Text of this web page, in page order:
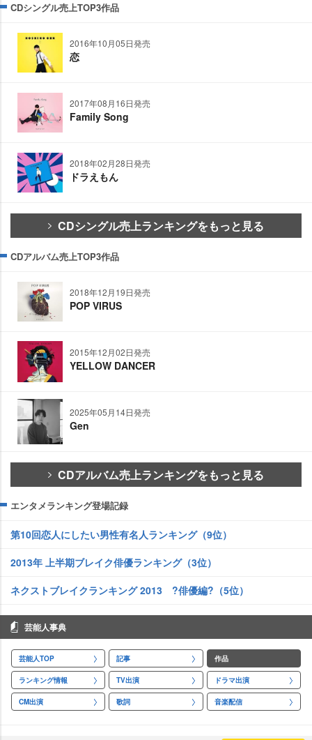
CDシングル売上TOP3作品
2016年10月05日発売
恋
2017年08月16日発売
Family Song
2018年02月28日発売
ドラえもん
CDシングル売上ランキングをもっと見る
CDアルバム売上TOP3作品
2018年12月19日発売
POP VIRUS
2015年12月02日発売
YELLOW DANCER
2025年05月14日発売
Gen
CDアルバム売上ランキングをもっと見る
エンタメランキング登場記録
第10回恋人にしたい男性有名人ランキング（9位）
2013年 上半期ブレイク俳優ランキング（3位）
ネクストブレイクランキング 2013 ?俳優編?（5位）
芸能人事典
芸能人TOP 記事 作品
ランキング情報 TV出演 ドラマ出演
CM出演 歌詞 音楽配信